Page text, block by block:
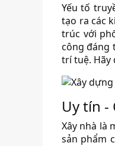
Yếu tố
tạo ra các
trúc với
công đáng
trí tuệ. Hãy
Uy tín -
Xây nhà là
sản phẩm